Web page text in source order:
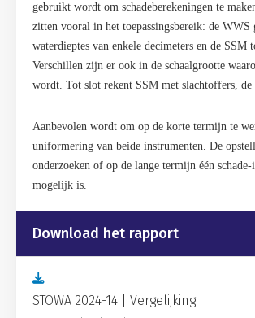
gebruikt wordt om schadeberekeningen te
zitten vooral in het toepassingsbereik: de WWS
waterdieptes van enkele decimeters en de SSM
Verschillen zijn er ook in de schaalgrootte
wordt. Tot slot rekent SSM met slachtoffers, de
Aanbevolen wordt om op de korte termijn te
uniformering van beide instrumenten. De
onderzoeken of op de lange termijn één
mogelijk is.
Download het rapport
STOWA 2024-14 | Vergelijking